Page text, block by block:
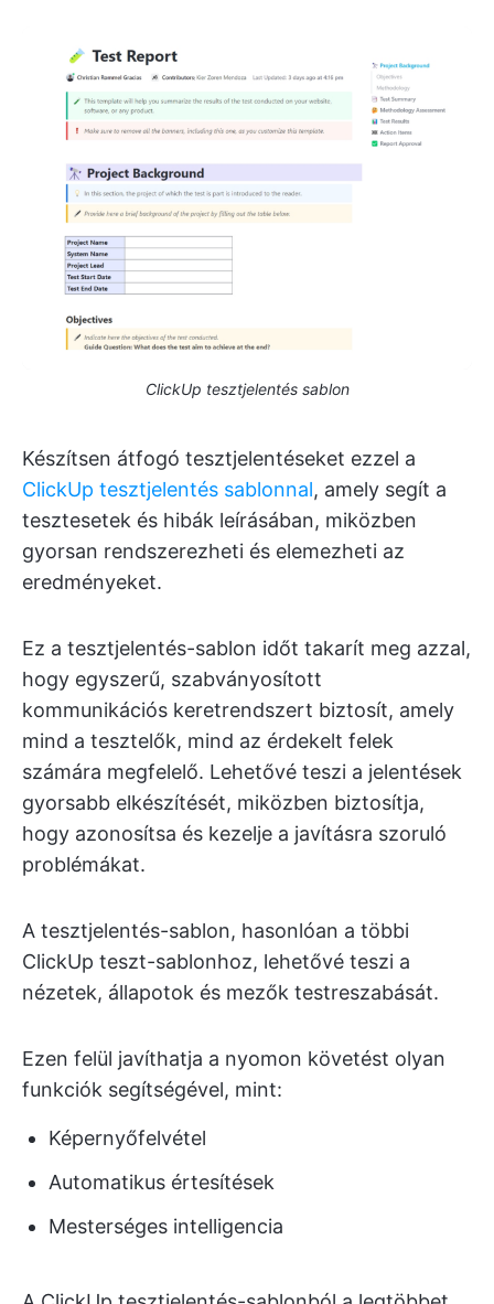
ClickUp tesztjelentés sablon
Készítsen átfogó tesztjelentéseket ezzel a
ClickUp tesztjelentés sablonnal, amely segít a
tesztesetek és hibák leírásában, miközben
gyorsan rendszerezheti és elemezheti az
eredményeket.
Ez a tesztjelentés-sablon időt takarít meg azzal,
hogy egyszerű, szabványosított
kommunikációs keretrendszert biztosít, amely
mind a tesztelők, mind az érdekelt felek
számára megfelelő. Lehetővé teszi a jelentések
gyorsabb elkészítését, miközben biztosítja,
hogy azonosítsa és kezelje a javításra szoruló
problémákat.
A tesztjelentés-sablon, hasonlóan a többi
ClickUp teszt-sablonhoz, lehetővé teszi a
nézetek, állapotok és mezők testreszabását.
Ezen felül javíthatja a nyomon követést olyan
funkciók segítségével, mint:
Képernyőfelvétel
Automatikus értesítések
Mesterséges intelligencia